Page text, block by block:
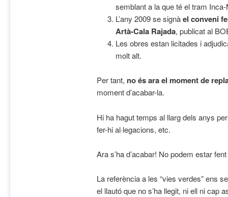
semblant a la que té el tram
L’any 2009 se signàel conveni
Artà-Cala Rajada, publicat al
Les obres estan licitades i
molt alt.
Per tant, no és ara el moment de
moment d’acabar-la.
Hi ha hagut temps al llarg dels anys
fer-hi al·legacions, etc.
Ara s’ha d’acabar! No podem estar
La referència a les “vies verdes” ens
el llautó que no s’ha llegit, ni ell ni cap